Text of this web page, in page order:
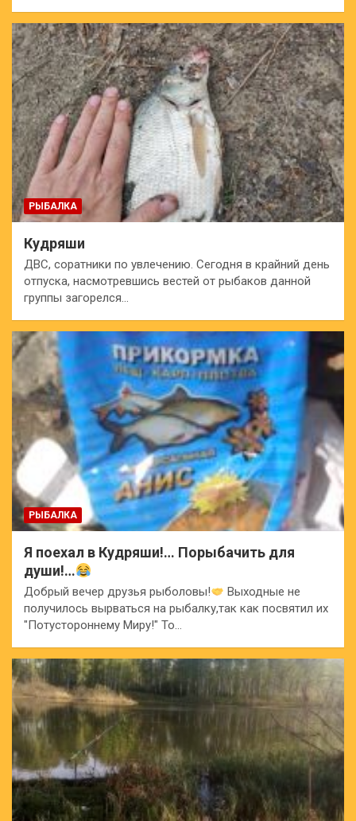
РЫБАЛКА
Кудряши
ДВС, соратники по увлечению. Сегодня в крайний день
отпуска, насмотревшись вестей от рыбаков данной
группы загорелся…
РЫБАЛКА
Я поехал в Кудряши!… Порыбачить для
души!…
Добрый вечер друзья рыболовы!
Выходные не
получилось вырваться на рыбалку,так как посвятил их
"Потустороннему Миру!" То…